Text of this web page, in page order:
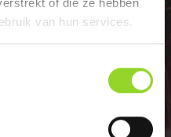
van hun services.